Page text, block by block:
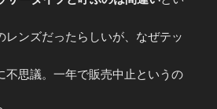
レンズだったらしいが、なぜテッ
不思議。一年で販売中止というの